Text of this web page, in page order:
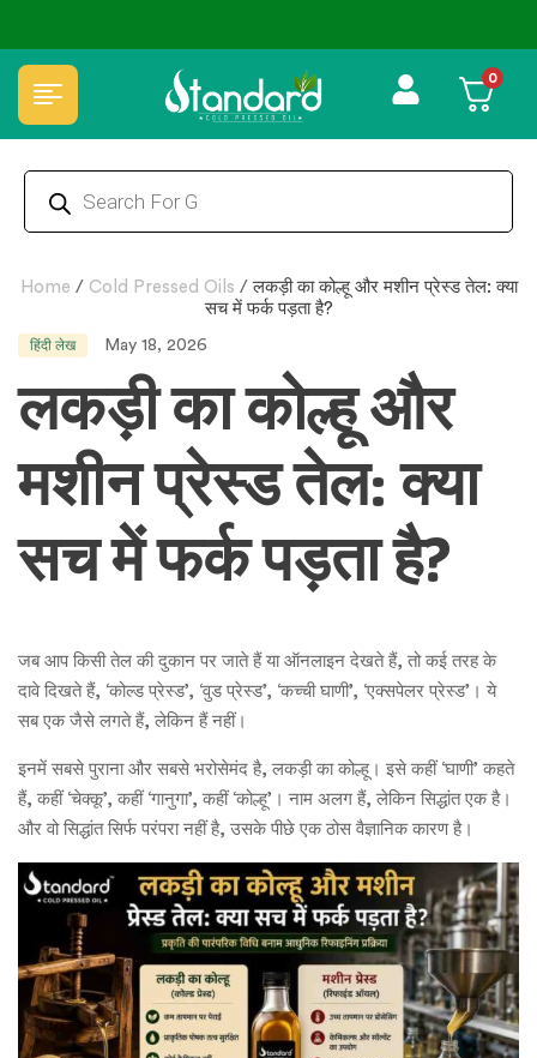
0
Home / Cold Pressed Oils /लकड़ी का कोल्हू और मशीन प्रेस्ड तेल: क्या
सच में फर्क पड़ता है?
हिंदी लेख May 18, 2026
लकड़ी का कोल्हू और
मशीन प्रेस्ड तेल: क्या
सच में फर्क पड़ता है?
जब आप किसी तेल की दुकान पर जाते हैं या ऑनलाइन देखते हैं, तो कई तरह के
दावे दिखते हैं, ‘कोल्ड प्रेस्ड’, ‘वुड प्रेस्ड’, ‘कच्ची घाणी’, ‘एक्सपेलर प्रेस्ड’। ये
सब एक जैसे लगते हैं, लेकिन हैं नहीं।
इनमें सबसे पुराना और सबसे भरोसेमंद है, लकड़ी का कोल्हू। इसे कहीं ‘घाणी’ कहते
हैं, कहीं ‘चेक्कू’, कहीं ‘गानुगा’, कहीं ‘कोल्हू’। नाम अलग हैं, लेकिन सिद्धांत एक है।
और वो सिद्धांत सिर्फ परंपरा नहीं है, उसके पीछे एक ठोस वैज्ञानिक कारण है।